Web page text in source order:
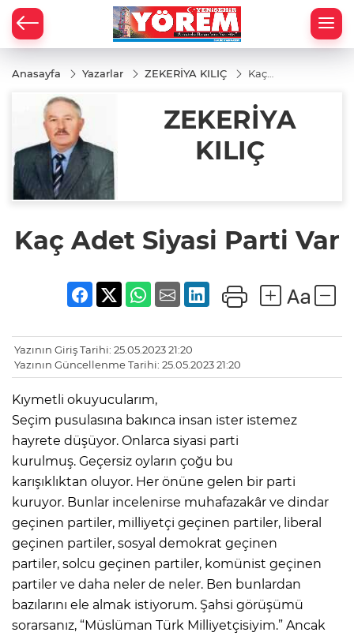
Anasayfa Yazarlar ZEKERİYA KILIÇ
Kaç
Parti
Var
ZEKERİYA
KILIÇ
Kaç Adet Siyasi Parti Var
Yazının Giriş Tarihi: 25.05.2023 21:20
Yazının Güncellenme Tarihi: 25.05.2023 21:20
Kıymetli okuyucularım,
Seçim pusulasına bakınca insan ister istemez
hayrete düşüyor. Onlarca siyasi parti
kurulmuş. Geçersiz oyların çoğu bu
karışıklıktan oluyor. Her önüne gelen bir parti
kuruyor. Bunlar incelenirse muhafazakâr ve dindar
geçinen partiler, milliyetçi geçinen partiler, liberal
geçinen partiler, sosyal demokrat geçinen
partiler, solcu geçinen partiler, komünist geçinen
partiler ve daha neler de neler. Ben bunlardan
bazılarını ele almak istiyorum. Şahsi görüşümü
sorarsanız, “Müslüman Türk Milliyetçisiyim.” Ancak